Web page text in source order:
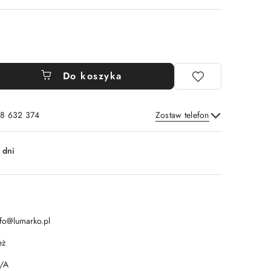
Do koszyka
632 374 Zostaw telefon
Wyślij
dni
A